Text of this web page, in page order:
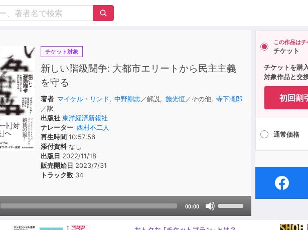
チケット対象
新しい階級闘争: 大都市エリートから民主主義
を守る
著者 マイケル・リンド, 中野剛志／解説, 施光恒 ／その他, 寺下滝郎
／訳
出版社 東洋経済新報社
ナレーター 西村不二人
再生時間 10:57:56
添付資料なし
出版日 2022/11/18
販売開始日 2023/7/31
トラック数 34
00:00
Arrow
この作品は
チケット
チケットを購
対象作品と交
初回割
通常価格